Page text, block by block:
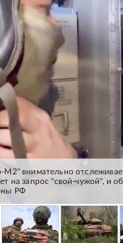
внимательно
на запрос "свой-чужой", и
РФ